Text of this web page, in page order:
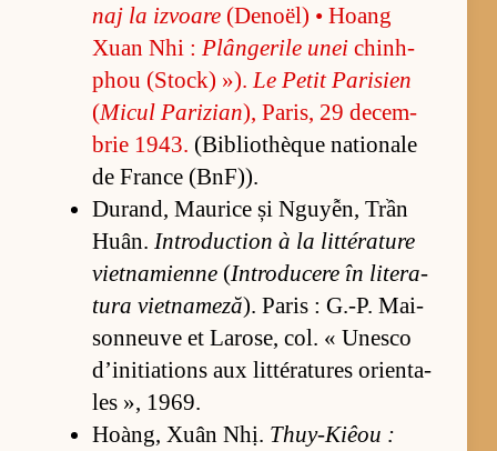
naj la iz­voare(De­noël) • Hoang
Xuan Nhi : Plân­ge­rile uneichin­h-
phou (S­to­ck) »). Le Pe­tit Pa­ri­sien
(Mi­cul Pa­ri­zian), Pa­ris, 29 de­cem­
brie 1943. (Bi­bli­othèque na­tio­nale
de France (BnF)).
Du­rand, Ma­u­rice și Ngu­yễn, Trần
Huân. In­tro­duc­tion à la lit­téra­ture
vi­et­na­mienne(In­tro­du­cere în li­te­ra­
tura vi­et­na­meză). Pa­ris : G.-P. Mai­
son­ne­uve et La­ro­se, col. « Une­sco
d’i­ni­ti­a­tions aux lit­téra­tu­res orien­ta­
les », 1969.
Hoàng, Xuân Nhị. Thuy-Kiêou :